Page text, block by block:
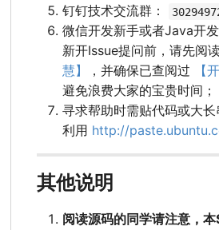
钉钉技术交流群：
微信开发新手或者Java开
新开Issue提问前，请先阅
慧】
，并确保已查阅过 【
避免浪费大家的宝贵时间；
寻求帮助时需贴代码或大
利用 http://
其他说明
阅读源码的同学请注意，